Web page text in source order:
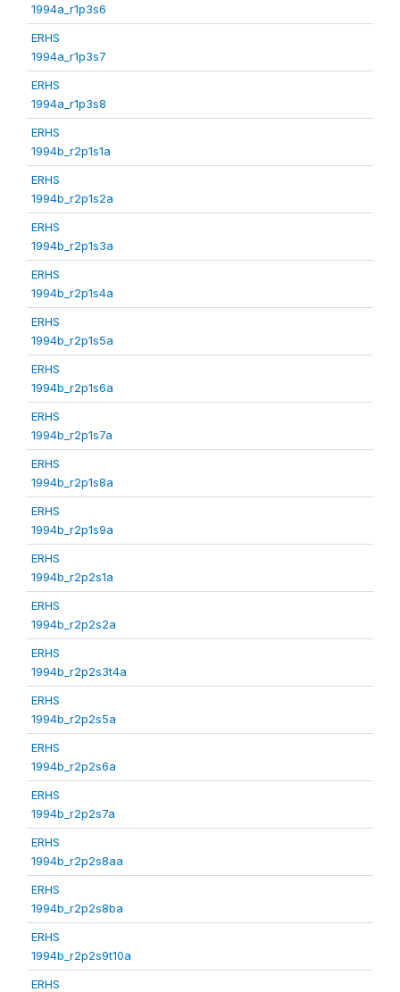
1994a_r1p3s6
ERHS
1994a_r1p3s7
ERHS
1994a_r1p3s8
ERHS
1994b_r2p1s1a
ERHS
1994b_r2p1s2a
ERHS
1994b_r2p1s3a
ERHS
1994b_r2p1s4a
ERHS
1994b_r2p1s5a
ERHS
1994b_r2p1s6a
ERHS
1994b_r2p1s7a
ERHS
1994b_r2p1s8a
ERHS
1994b_r2p1s9a
ERHS
1994b_r2p2s1a
ERHS
1994b_r2p2s2a
ERHS
1994b_r2p2s3t4a
ERHS
1994b_r2p2s5a
ERHS
1994b_r2p2s6a
ERHS
1994b_r2p2s7a
ERHS
1994b_r2p2s8aa
ERHS
1994b_r2p2s8ba
ERHS
1994b_r2p2s9t10a
ERHS